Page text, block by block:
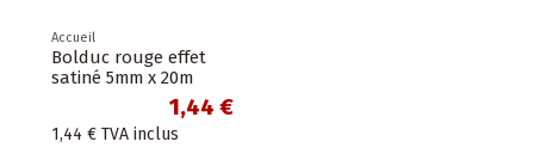
Accueil
Bolduc rouge effet
satiné 5mm x 20m
1,44 €
1,44 € TVA inclus